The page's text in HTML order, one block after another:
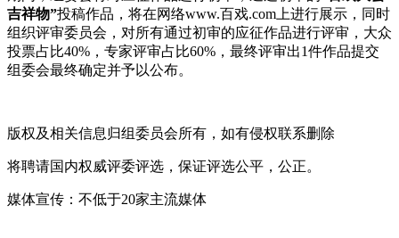
吉祥物”投稿作品，将在网络www.百戏.com上进行展示，同时
组织评审委员会，对所有通过初审的应征作品进行评审，大众
投票占比40%，专家评审占比60%，最终评审出1件作品提交
组委会最终确定并予以公布。
版权及相关信息归组委员会所有，如有侵权联系删除
将聘请国内权威评委评选，保证评选公平，公正。
媒体宣传：不低于20家主流媒体